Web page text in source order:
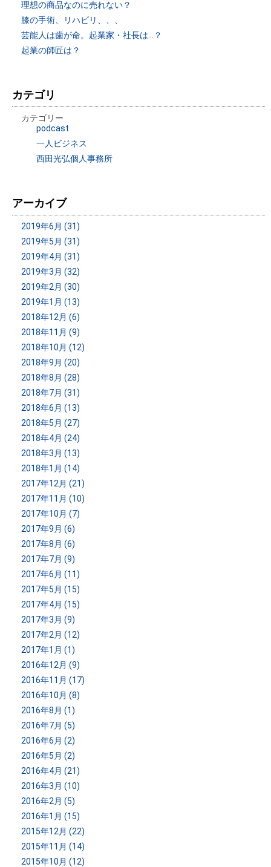
理想の商品なのに売れない？
膝の手術、リハビリ、、、
芸能人は歯が命。起業家・社長は…？
起業の師匠は？
カテゴリ
カテゴリー
podcast
一人ビジネス
西田光弘個人事務所
アーカイブ
2019年6月 (31)
2019年5月 (31)
2019年4月 (31)
2019年3月 (32)
2019年2月 (30)
2019年1月 (13)
2018年12月 (6)
2018年11月 (9)
2018年10月 (12)
2018年9月 (20)
2018年8月 (28)
2018年7月 (31)
2018年6月 (13)
2018年5月 (27)
2018年4月 (24)
2018年3月 (13)
2018年1月 (14)
2017年12月 (21)
2017年11月 (10)
2017年10月 (7)
2017年9月 (6)
2017年8月 (6)
2017年7月 (9)
2017年6月 (11)
2017年5月 (15)
2017年4月 (15)
2017年3月 (9)
2017年2月 (12)
2017年1月 (1)
2016年12月 (9)
2016年11月 (17)
2016年10月 (8)
2016年8月 (1)
2016年7月 (5)
2016年6月 (2)
2016年5月 (2)
2016年4月 (21)
2016年3月 (10)
2016年2月 (5)
2016年1月 (15)
2015年12月 (22)
2015年11月 (14)
2015年10月 (12)